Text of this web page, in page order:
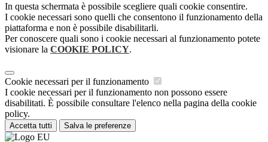
In questa schermata è possibile scegliere quali cookie consentire.
I cookie necessari sono quelli che consentono il funzionamento della
piattaforma e non è possibile disabilitarli.
Per conoscere quali sono i cookie necessari al funzionamento potete
visionare la COOKIE POLICY.
Cookie necessari per il funzionamento
I cookie necessari per il funzionamento non possono essere
disabilitati. È possibile consultare l'elenco nella pagina della cookie
policy.
Accetta tutti Salva le preferenze